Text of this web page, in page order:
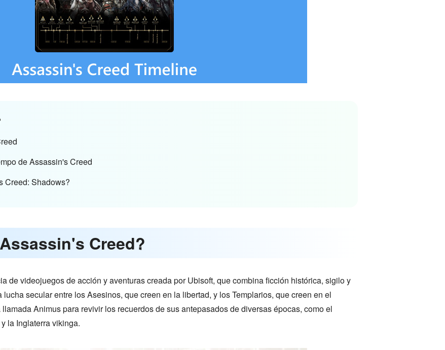
de Assassin's Creed
Creed: Shadows?
Creed?
de videojuegos de acción y aventuras creada por Ubisoft, que combina ficción histórica, sigilo y
secular entre los Asesinos, que creen en la libertad, y los Templarios, que creen en el
Animus para revivir los recuerdos de sus antepasados de diversas épocas, como el
la Inglaterra vikinga.